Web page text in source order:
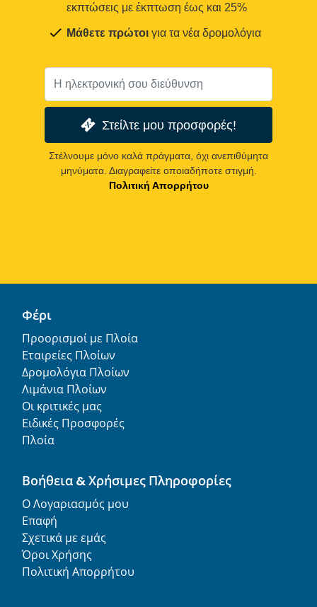
εκπτώσεις με έκπτωση έως και 25%
Μάθετε πρώτοι για τα νέα δρομολόγια
Στείλτε μου προσφορές!
Στέλνουμε μόνο καλά πράγματα, όχι ανεπιθύμητα
μηνύματα. Διαγραφείτε οποιαδήποτε στιγμή.
Πολιτική Απορρήτου
Φέρι
Προορισμοί με Πλοία
Εταιρείες Πλοίων
Δρομολόγια Πλοίων
Λιμάνια Πλοίων
Οι κριτικές μας
Ειδικές Προσφορές
Πλοία
Βοήθεια & Χρήσιμες Πληροφορίες
Ο Λογαριασμός μου
Επαφή
Σχετικά με εμάς
Όροι Χρήσης
Πολιτική Απορρήτου